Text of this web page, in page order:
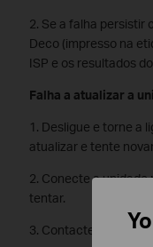
2. Se a falha persistir
Deco (impresso na
ISP e os resultados
Falha a atualizar a
1. Desligue e torne a
atualizar e tente
2. Conecte a unidade
tentar.
3. Contacte o suporte